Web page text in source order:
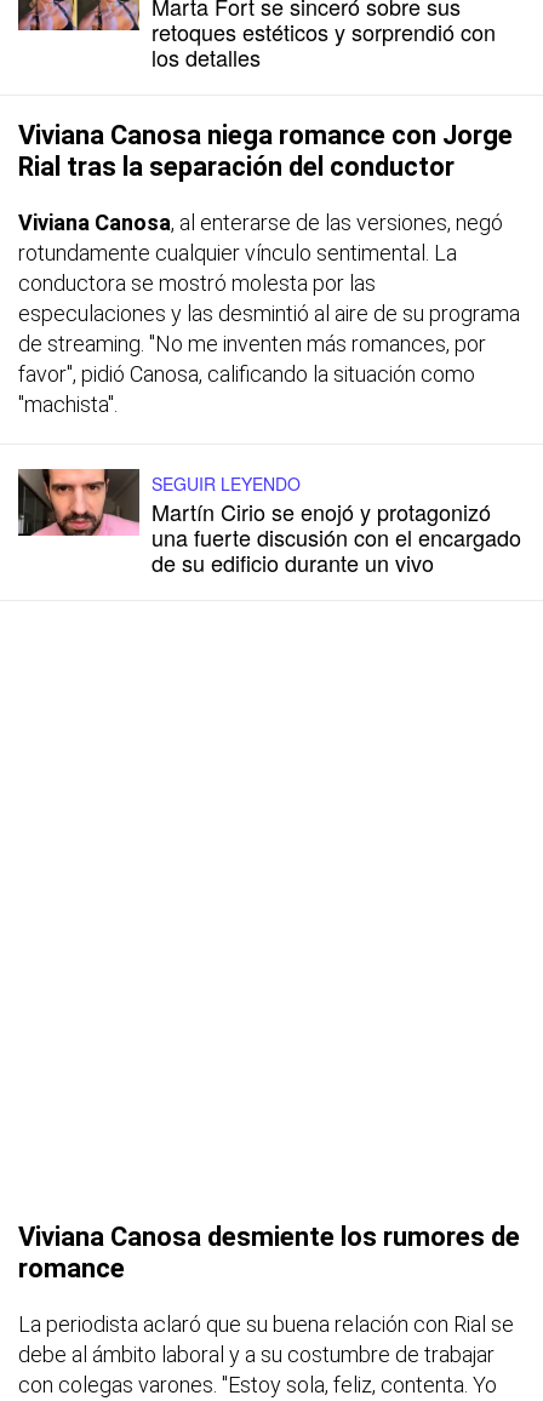
retoques estéticos y sorprendió con
los detalles
Viviana Canosa niega romance con Jorge
Rial tras la separación del conductor
Viviana Canosa, al enterarse de las versiones, negó
rotundamente cualquier vínculo sentimental. La
conductora se mostró molesta por las
especulaciones y las desmintió al aire de su programa
de streaming. "No me inventen más romances, por
favor", pidió Canosa, calificando la situación como
"machista".
SEGUIR LEYENDO
Martín Cirio se enojó y protagonizó
una fuerte discusión con el encargado
de su edificio durante un vivo
Viviana Canosa desmiente los rumores de
romance
La periodista aclaró que su buena relación con Rial se
debe al ámbito laboral y a su costumbre de trabajar
con colegas varones. "Estoy sola, feliz, contenta. Yo